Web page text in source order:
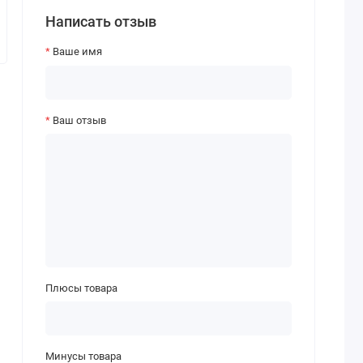
Написать отзыв
Ваше имя
Ваш отзыв
Плюсы товара
Минусы товара